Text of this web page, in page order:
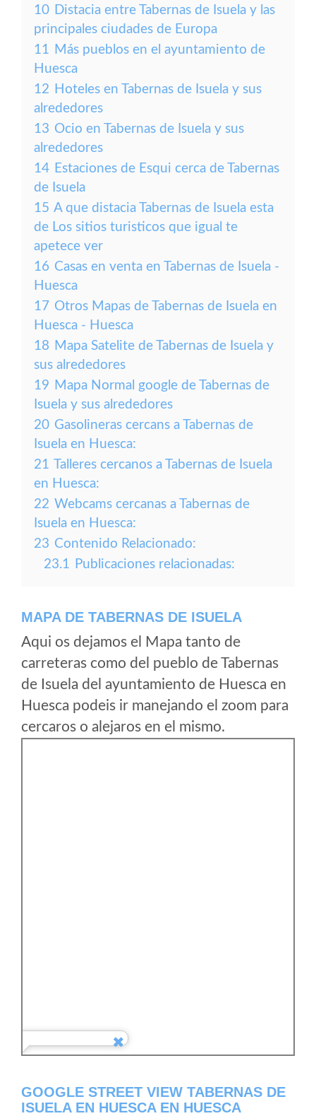
10 Distacia entre Tabernas de Isuela y las
principales ciudades de Europa
11 Más pueblos en el ayuntamiento de
Huesca
12 Hoteles en Tabernas de Isuela y sus
alrededores
13 Ocio en Tabernas de Isuela y sus
alrededores
14 Estaciones de Esqui cerca de Tabernas
de Isuela
15 A que distacia Tabernas de Isuela esta
de Los sitios turisticos que igual te
apetece ver
16 Casas en venta en Tabernas de Isuela -
Huesca
17 Otros Mapas de Tabernas de Isuela en
Huesca - Huesca
18 Mapa Satelite de Tabernas de Isuela y
sus alrededores
19 Mapa Normal google de Tabernas de
Isuela y sus alrededores
20 Gasolineras cercans a Tabernas de
Isuela en Huesca:
21 Talleres cercanos a Tabernas de Isuela
en Huesca:
22 Webcams cercanas a Tabernas de
Isuela en Huesca:
23 Contenido Relacionado:
23.1 Publicaciones relacionadas:
MAPA DE TABERNAS DE ISUELA
Aqui os dejamos el Mapa tanto de
carreteras como del pueblo de Tabernas
de Isuela del ayuntamiento de Huesca en
Huesca podeis ir manejando el zoom para
cercaros o alejaros en el mismo.
GOOGLE STREET VIEW TABERNAS DE
ISUELA EN HUESCA EN HUESCA